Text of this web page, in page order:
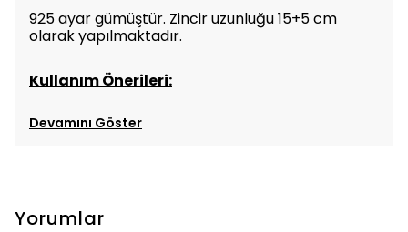
925 ayar gümüştür. Zincir uzunluğu 15+5 cm
olarak yapılmaktadır.
Kullanım Önerileri:
Devamını Göster
Yorumlar